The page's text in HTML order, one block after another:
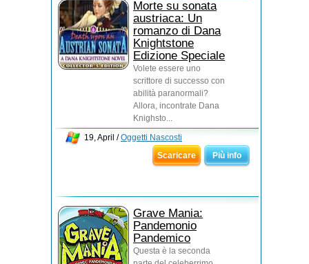
Morte su sonata
austriaca: Un
romanzo di Dana
Knightstone
Edizione Speciale
Volete essere uno
scrittore di successo con
abilità paranormali?
Allora, incontrate Dana
Knighsto...
19, April /Oggetti Nascosti
Scaricare
Più info
Grave Mania:
Pandemonio
Pandemico
Questa è la seconda